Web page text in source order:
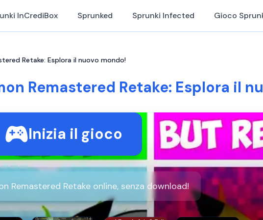
InCrediBox Sprunked Sprunki Infected Gioco
Retake: Esplora il nuovo mondo!
Remastered Retake: Esplora il
Inizia il gioco
Remastered Retake online, senza download!